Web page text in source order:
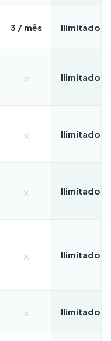
3 / mês Ilimitado
× Ilimitado
× Ilimitado
× Ilimitado
× Ilimitado
× Ilimitado